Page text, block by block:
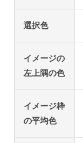
選択色
イメージの
左上隅の色
イメージ枠
の平均色